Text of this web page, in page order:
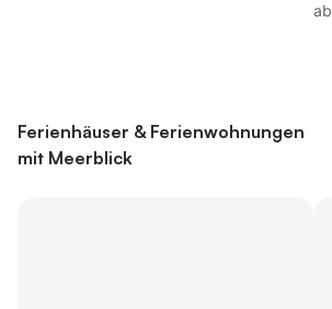
ab
Ferienhäuser & Ferienwohnungen
mit Meerblick